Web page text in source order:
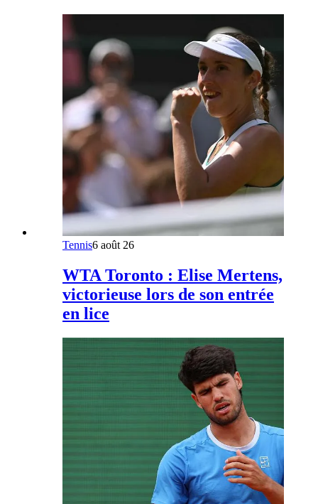
Tennis6 août 26
WTA Toronto : Elise Mertens,
victorieuse lors de son entrée
en lice